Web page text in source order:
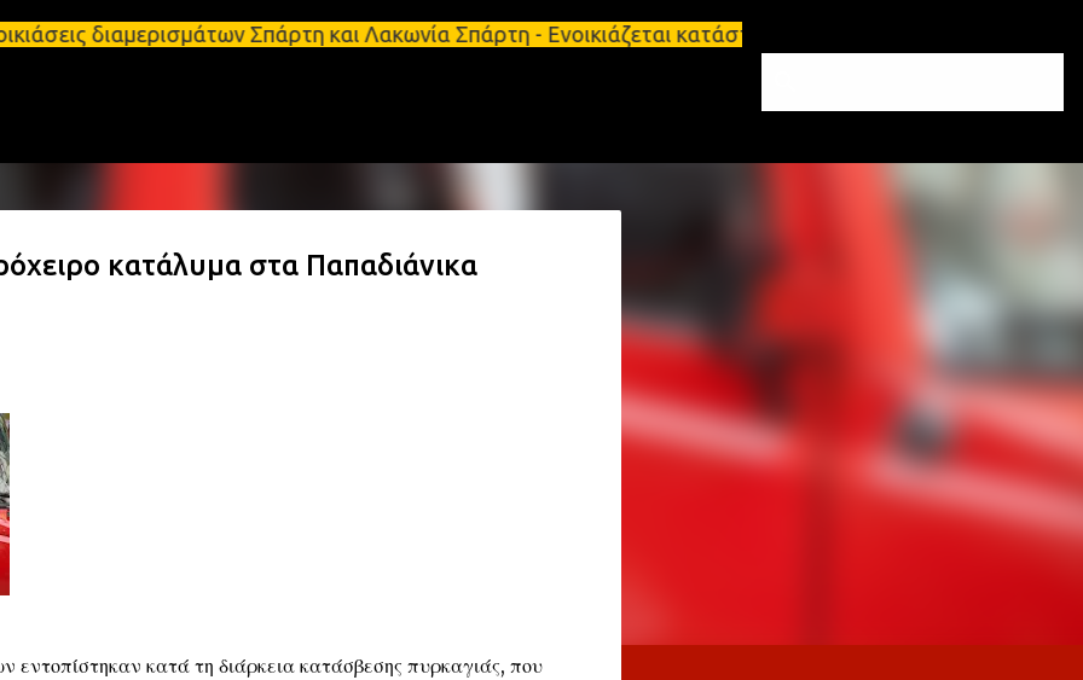
Μετάβαση στο κύριο περιεχόμενο
Σπάρτη και Λακωνία Σπάρτη - Ενοικιάζεται κατάστημα 134 τ.μ, με υπόγειο 124τ.μ
κατάλυμα στα Παπαδιάνικα
κατά τη διάρκεια κατάσβεσης πυρκαγιάς, που